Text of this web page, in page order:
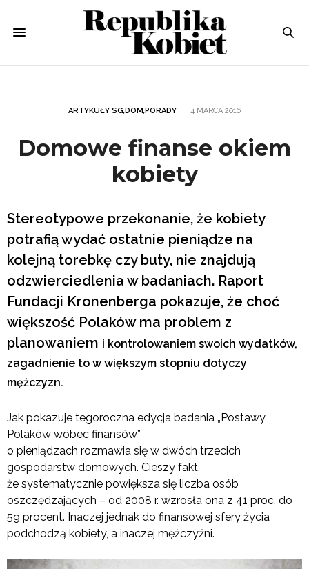
ARTYKUŁY SG,DOM,PORADY 4 MARCA 2016
Domowe finanse okiem
kobiety
Stereotypowe przekonanie, że kobiety
potrafią wydać ostatnie pieniądze na
kolejną torebkę czy buty, nie znajdują
odzwierciedlenia w badaniach. Raport
Fundacji Kronenberga pokazuje, że choć
większość Polaków ma problem z
planowaniem i kontrolowaniem swoich wydatków,
zagadnienie to w większym stopniu dotyczy
mężczyzn.
Jak pokazuje tegoroczna edycja badania „Postawy
Polaków wobec finansów”
o pieniądzach rozmawia się w dwóch trzecich
gospodarstw domowych. Cieszy fakt,
że systematycznie powiększa się liczba osób
oszczędzających – od 2008 r. wzrosła ona z 41 proc. do
59 procent. Inaczej jednak do finansowej sfery życia
podchodzą kobiety, a inaczej mężczyźni.